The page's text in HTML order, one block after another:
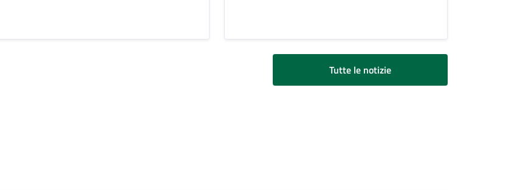
Tutte le notizie